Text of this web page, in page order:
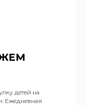
детей на
Ежедневная